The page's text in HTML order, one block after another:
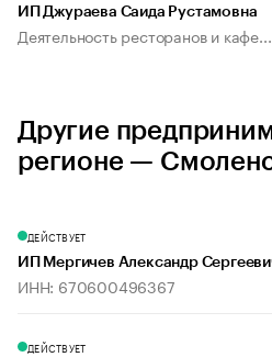
ИП Джураева Саида Рустамовна
Деятельность ресторанов и кафе...
Другие
регионе —
ДЕЙСТВУЕТ
ИП Мергичев Александр
ИНН: 670600496367
ДЕЙСТВУЕТ